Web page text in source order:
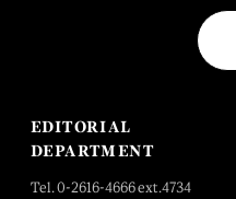
EDITORIAL
DEPARTMENT
Tel. 0-2616-4666 ext.4734